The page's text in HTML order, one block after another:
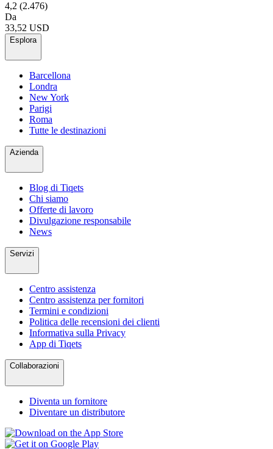
4,2 (2.476)
Da
33,52 USD
Esplora
Barcellona
Londra
New York
Parigi
Roma
Tutte le destinazioni
Azienda
Blog di Tiqets
Chi siamo
Offerte di lavoro
Divulgazione responsabile
News
Servizi
Centro assistenza
Centro assistenza per fornitori
Termini e condizioni
Politica delle recensioni dei clienti
Informativa sulla Privacy
App di Tiqets
Collaborazioni
Diventa un fornitore
Diventare un distributore